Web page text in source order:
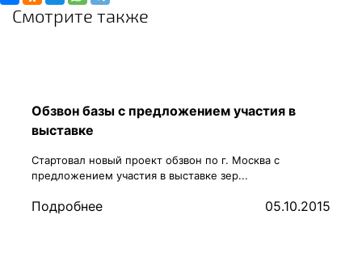
Смотрите также
Обзвон базы с предложением участия в
выставке
Стартовал новый проект обзвон по г. Москва с
предложением участия в выставке зер...
Подробнее 05.10.2015